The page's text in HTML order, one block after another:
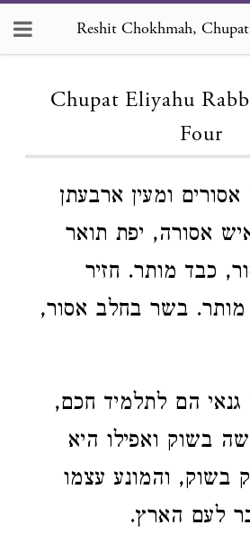
Chupat Eliyahu
Four
אסורים ומעין ארבעתן
אסורה, יפת תואר
כבד מותר. חזיר
מותר. בשר בחלב אסור,
גנאי הם לתלמיד חכם,
בשוק ואפילו היא
בשוק, והמונע עצמו
לעם הארץ.